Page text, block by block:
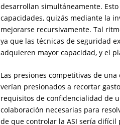
desarrollan simultáneamente.
capacidades, quizás mediante la
mejorarse recursivamente. Tal
ya que las técnicas de seguridad
adquieren mayor capacidad, y el
Las presiones competitivas de
verían presionados a recortar
requisitos de confidencialidad de
colaboración necesarias para
de que controlar la ASI sería